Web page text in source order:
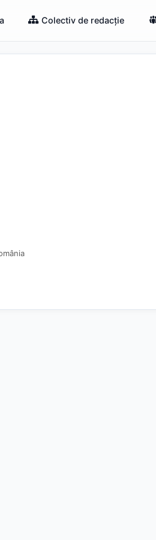
Colectiv de redacție